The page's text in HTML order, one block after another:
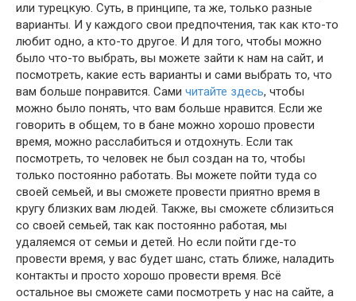
или турецкую. Суть, в принципе, та же, только разные
варианты. И у каждого свои предпочтения, так как кто-то
любит одно, а кто-то другое. И для того, чтобы можно
было что-то выбрать, вы можете зайти к нам на сайт, и
посмотреть, какие есть варианты и сами выбрать то, что
вам больше понравится. Сами читайте здесь, чтобы
можно было понять, что вам больше нравится. Если же
говорить в общем, то в бане можно хорошо провести
время, можно расслабиться и отдохнуть. Если так
посмотреть, то человек не был создан на то, чтобы
только постоянно работать. Вы можете пойти туда со
своей семьей, и вы сможете провести приятно время в
кругу близких вам людей. Также, вы сможете сблизиться
со своей семьей, так как постоянно работая, мы
удаляемся от семьи и детей. Но если пойти где-то
провести время, у вас будет шанс, стать ближе, наладить
контакты и просто хорошо провести время. Всё
остальное вы сможете сами посмотреть у нас на сайте, а